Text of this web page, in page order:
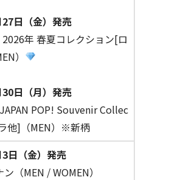
日（金）発売
年 春夏コレクション[ロ
）
日（月）発売
POP! Souvenir Collec
他]（MEN）※新柄
日（金）発売
（MEN / WOMEN）